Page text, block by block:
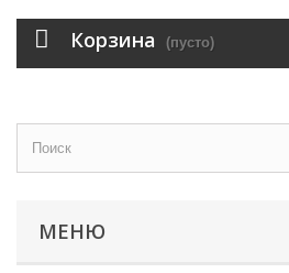
Корзина (пусто)
МЕНЮ